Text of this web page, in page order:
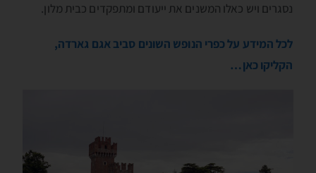
נסגרים ויש כאלו המשנים את ייעודם ומתפקדים כבית מלון.
לכל המידע על כפרי הנופש השונים סביב אגם גארדה,
הקליקו כאן…